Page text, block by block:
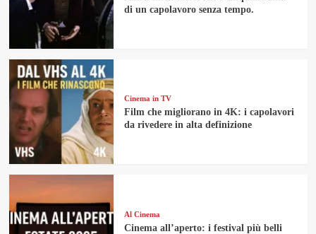
di un capolavoro senza tempo.
Cinema in TV
Film che migliorano in 4K: i capolavori
da rivedere in alta definizione
Al Cinema
Cinema all’aperto: i festival più belli